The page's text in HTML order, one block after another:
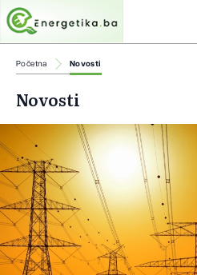
Početna Novosti
Novosti